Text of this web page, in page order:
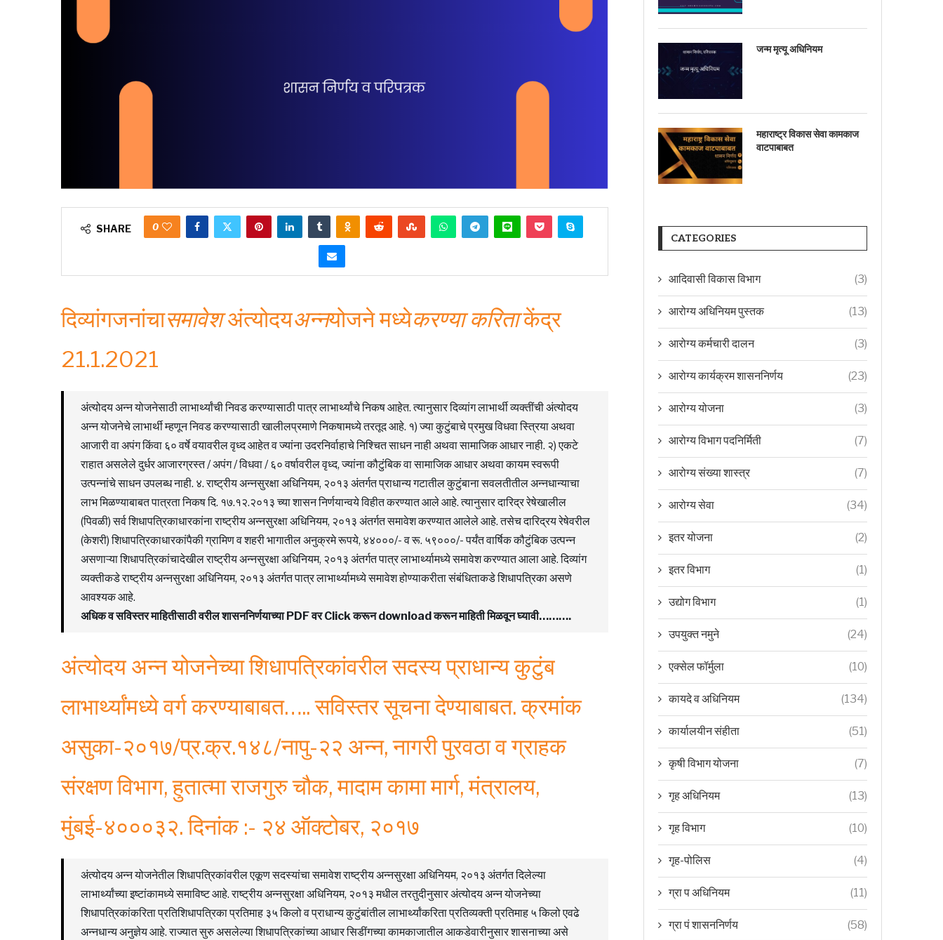
SHARE 0
दिव्यांगजनांचासमावेशअंत्योदयअन्नयोजने मध्येकरण्या करिताकेंद्र
21.1.2021
अंत्योदय अन्न योजनेसाठी लाभार्थ्यांची निवड करण्यासाठी पात्र लाभार्थ्यांचे निकष आहेत. त्यानुसार दिव्यांग लाभार्थी व्यक्तींची अंत्योदय
अन्न योजनेचे लाभार्थी म्हणून निवड करण्यासाठी खालीलप्रमाणे निकषामध्ये तरतूद आहे. १) ज्या कुटुंबाचे प्रमुख विधवा स्त्रिया अथवा
आजारी वा अपंग किंवा ६० वर्षे वयावरील वृध्द आहेत व ज्यांना उदरनिर्वाहाचे निश्चित साधन नाही अथवा सामाजिक आधार नाही. २) एकटे
राहात असलेले दुर्धर आजारग्रस्त / अपंग / विधवा / ६० वर्षावरील वृध्द, ज्यांना कौटुंबिक वा सामाजिक आधार अथवा कायम स्वरूपी
उत्पन्नांचे साधन उपलब्ध नाही. ४. राष्ट्रीय अन्नसुरक्षा अधिनियम, २०१३ अंतर्गत प्राधान्य गटातील कुटुंबाना सवलतीतील अन्नधान्याचा
लाभ मिळण्याबाबत पात्रता निकष दि. १७.१२.२०१३ च्या शासन निर्णयान्वये विहीत करण्यात आले आहे. त्यानुसार दारिद्र रेषेखालील
(पिवळी) सर्व शिधापत्रिकाधारकांना राष्ट्रीय अन्नसुरक्षा अधिनियम, २०१३ अंतर्गत समावेश करण्यात आलेले आहे. तसेच दारिद्रय रेषेवरील
(केशरी) शिधापत्रिकाधारकांपैकी ग्रामिण व शहरी भागातील अनुक्रमे रूपये, ४४०००/- व रू. ५९०००/- पर्यंत वार्षिक कौटुंबिक उत्पन्न
असणाऱ्या शिधापत्रिकांचादेखील राष्ट्रीय अन्नसुरक्षा अधिनियम, २०१३ अंतर्गत पात्र लाभार्थ्यामध्ये समावेश करण्यात आला आहे. दिव्यांग
व्यक्तीकडे राष्ट्रीय अन्नसुरक्षा अधिनियम, २०१३ अंतर्गत पात्र लाभार्थ्यामध्ये समावेश होण्याकरीता संबंधिताकडे शिधापत्रिका असणे
आवश्यक आहे.
अधिक व सविस्तर माहितीसाठी वरील शासननिर्णयाच्या PDF वर Click करून download करून माहिती मिळवून घ्यावी……….
अंत्योदय अन्न योजनेच्या शिधापत्रिकांवरील सदस्य प्राधान्य कुटुंब
लाभार्थ्यांमध्ये वर्ग करण्याबाबत….. सविस्तर सूचना देण्याबाबत. क्रमांक
असुका-२०१७/प्र.क्र.१४८/नापु-२२ अन्न, नागरी पुरवठा व ग्राहक
संरक्षण विभाग, हुतात्मा राजगुरु चौक, मादाम कामा मार्ग, मंत्रालय,
मुंबई-४०००३२. दिनांक :- २४ ऑक्टोबर, २०१७
अंत्योदय अन्न योजनेतील शिधापत्रिकांवरील एकूण सदस्यांचा समावेश राष्ट्रीय अन्नसुरक्षा अधिनियम, २०१३ अंतर्गत दिलेल्या
लाभार्थ्यांच्या इष्टांकामध्ये समाविष्ट आहे. राष्ट्रीय अन्नसुरक्षा अधिनियम, २०१३ मधील तरतुदीनुसार अंत्योदय अन्न योजनेच्या
शिधापत्रिकांकरिता प्रतिशिधापत्रिका प्रतिमाह ३५ किलो व प्राधान्य कुटुंबांतील लाभार्थ्यांकरिता प्रतिव्यक्ती प्रतिमाह ५ किलो एवढे
अन्नधान्य अनुज्ञेय आहे. राज्यात सुरु असलेल्या शिधापत्रिकांच्या आधार सिडींगच्या कामकाजातील आकडेवारीनुसार शासनाच्या असे
जन्म मृत्यू अधिनियम
महाराष्ट्र विकास सेवा कामकाज
वाटपाबाबत
CATEGORIES
आदिवासी विकास विभाग (3)
आरोग्य अधिनियम पुस्तक (13)
आरोग्य कर्मचारी दालन (3)
आरोग्य कार्यक्रम शासननिर्णय (23)
आरोग्य योजना (3)
आरोग्य विभाग पदनिर्मिती (7)
आरोग्य संख्या शास्त्र (7)
आरोग्य सेवा (34)
इतर योजना (2)
इतर विभाग (1)
उद्योग विभाग (1)
उपयुक्त नमुने (24)
एक्सेल फॉर्मुला (10)
कायदे व अधिनियम (134)
कार्यालयीन संहीता (51)
कृषी विभाग योजना (7)
गृह अधिनियम (13)
गृह विभाग (10)
गृह-पोलिस (4)
ग्रा प अधिनियम (11)
ग्रा पं शासननिर्णय (58)